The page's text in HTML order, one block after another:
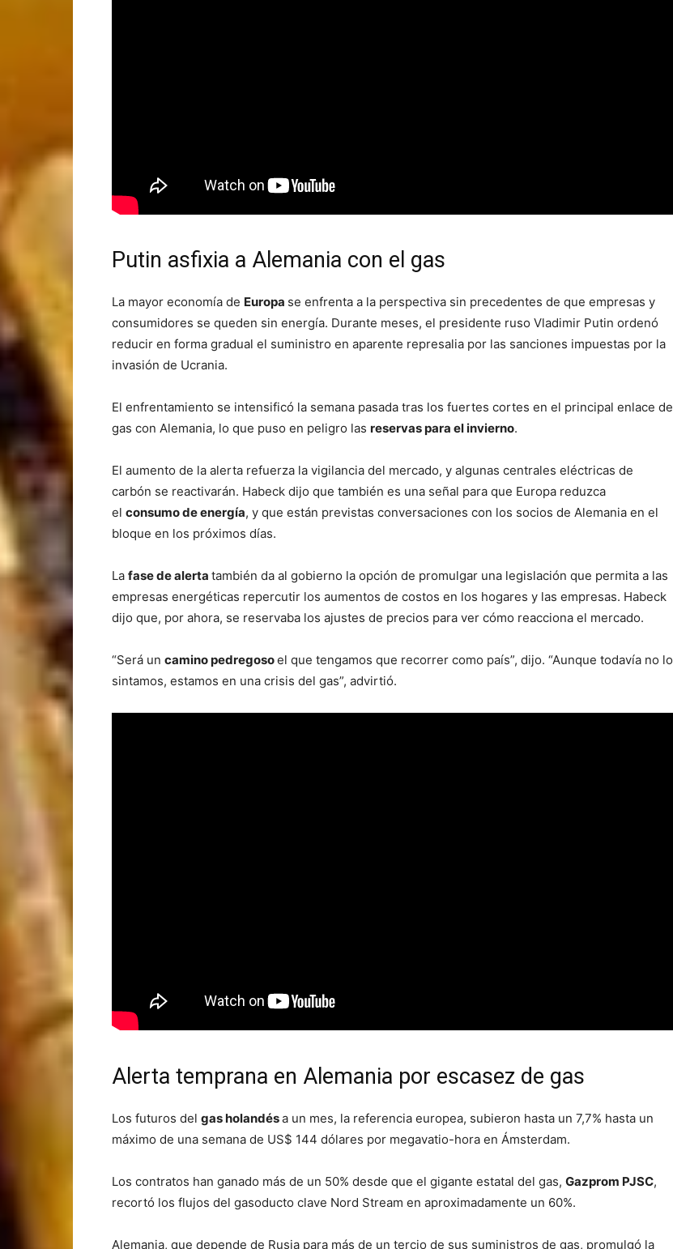
Putin asfixia a Alemania con el gas
La mayor economía de Europa se enfrenta a la perspectiva sin precedentes de que empresas y
consumidores se queden sin energía. Durante meses, el presidente ruso Vladimir Putin ordenó
reducir en forma gradual el suministro en aparente represalia por las sanciones impuestas por la
invasión de Ucrania.
El enfrentamiento se intensificó la semana pasada tras los fuertes cortes en el principal enlace de
gas con Alemania, lo que puso en peligro las reservas para el invierno.
El aumento de la alerta refuerza la vigilancia del mercado, y algunas centrales eléctricas de
carbón se reactivarán. Habeck dijo que también es una señal para que Europa reduzca
el consumo de energía, y que están previstas conversaciones con los socios de Alemania en el
bloque en los próximos días.
La fase de alerta también da al gobierno la opción de promulgar una legislación que permita a las
empresas energéticas repercutir los aumentos de costos en los hogares y las empresas. Habeck
dijo que, por ahora, se reservaba los ajustes de precios para ver cómo reacciona el mercado.
“Será un camino pedregosoel que tengamos que recorrer como país”, dijo. “Aunque todavía no lo
sintamos, estamos en una crisis del gas”, advirtió.
Alerta temprana en Alemania por escasez de gas
Los futuros del gas holandésa un mes, la referencia europea, subieron hasta un 7,7% hasta un
máximo de una semana de US$ 144 dólares por megavatio-hora en Ámsterdam.
Los contratos han ganado más de un 50% desde que el gigante estatal del gas, Gazprom PJSC,
recortó los flujos del gasoducto clave Nord Stream en aproximadamente un 60%.
Alemania, que depende de Rusia para más de un tercio de sus suministros de gas, promulgó la